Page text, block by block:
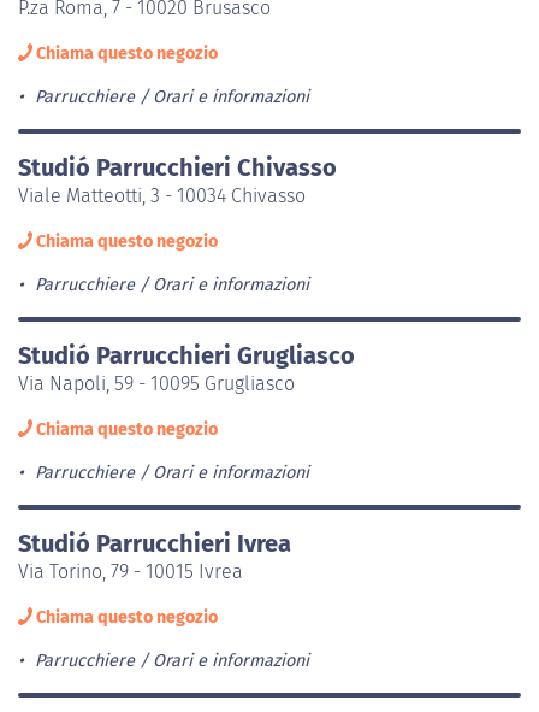
P.za Roma, 7 - 10020 Brusasco
Chiama questo negozio
Parrucchiere Orari e informazioni
Studió Parrucchieri Chivasso
Viale Matteotti, 3 - 10034 Chivasso
Chiama questo negozio
Parrucchiere Orari e informazioni
Studió Parrucchieri Grugliasco
Via Napoli, 59 - 10095 Grugliasco
Chiama questo negozio
Parrucchiere Orari e informazioni
Studió Parrucchieri Ivrea
Via Torino, 79 - 10015 Ivrea
Chiama questo negozio
Parrucchiere Orari e informazioni